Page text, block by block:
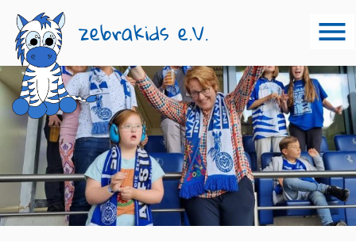
zebrakids e.V.